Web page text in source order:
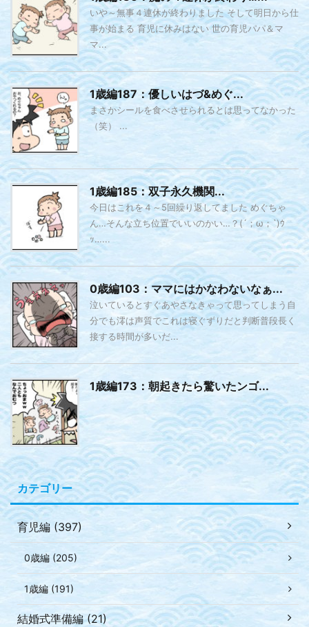
いや～無事４連休が終わりました そして明日から仕
事が始まる 育児に休みはない 世の育児パパ＆マ
マ...
1歳編187：優しいはづ&めぐ...
まさかシールを食べさせられるとは思ってなかった
（笑） ...
1歳編185：双子永久機関...
今日はこれを４～5回繰り返してました めぐちゃ
ん…そんな立ち位置でいいのかい…？(´；ω；`)ｳ
ｯ…...
0歳編103：ママにはかなわないなぁ...
泣いているとすぐあやさなきゃって思ってしまう自
分でも澪は声質でこれは寝ぐずりだと判断普段長く
接する時間が多いだ...
1歳編173：朝起きたら驚いたンゴ...
カテゴリー
育児編 (397)
0歳編 (205)
1歳編 (191)
結婚式準備編 (21)